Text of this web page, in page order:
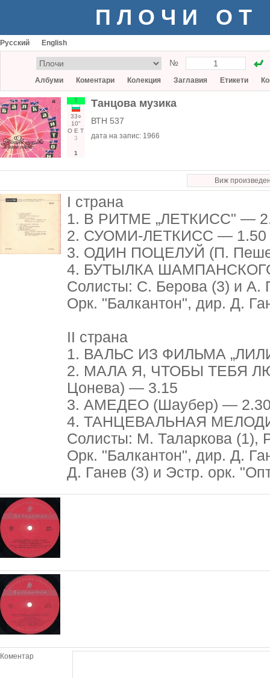
ПЛОЧИ ОТ
Русский English
№
Албуми Коментари Колекция Заглавия Етикети
Т
33○
10"
О Е Т
3
1
Танцова музика
ВТН 537
дата на запис: 1966
Виж
I страна
1. В РИТМЕ „ЛЕТКИСС" —
2. СУОМИ-ЛЕТКИСС — 1.50
3. ОДИН ПОЦЕЛУЙ (П.
4. БУТЫЛКА
Солисты: С. Берова (3) и А.
Орк. "Балкантон", дир. Д.
II страна
1. ВАЛЬС ИЗ ФИЛЬМА
2. МАЛА Я, ЧТОБЫ ТЕБЯ
Цонева) — 3.15
3. АМЕДЕО (Шаубер) —
4. ТАНЦЕВАЛЬНАЯ
Солисты: М. Таларкова (1),
Орк. "Балкантон", дир. Д.
Д. Ганев (3) и Эстр. орк.
Коментар